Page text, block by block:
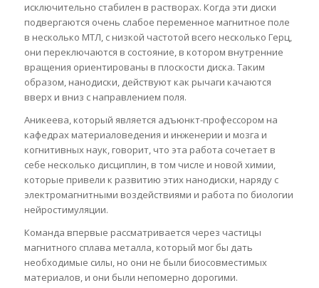
исключительно стабилен в растворах. Когда эти диски
подвергаются очень слабое переменное магнитное поле
в несколько МТЛ, с низкой частотой всего несколько Герц,
они переключаются в состояние, в котором внутренние
вращения ориентированы в плоскости диска. Таким
образом, нанодиски, действуют как рычаги качаются
вверх и вниз с направлением поля.
Аникеева, который является адъюнкт-профессором на
кафедрах материаловедения и инженерии и мозга и
когнитивных наук, говорит, что эта работа сочетает в
себе несколько дисциплин, в том числе и новой химии,
которые привели к развитию этих нанодиски, наряду с
электромагнитными воздействиями и работа по биологии
нейростимуляции.
Команда впервые рассматривается через частицы
магнитного сплава металла, который мог бы дать
необходимые силы, но они не были биосовместимых
материалов, и они были непомерно дорогими.